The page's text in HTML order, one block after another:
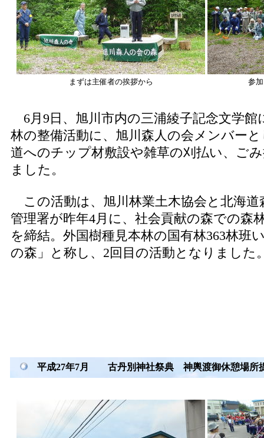
まずは主催者の挨拶から 参
6月9日、旭川市内の三浦綾子記念文学館
林の整備活動に、旭川森人の会メンバー
道へのチップ材敷設や雑草の刈払い、ご
ました。
この活動は、旭川林業土木協会と北海道
管理署が昨年4月に、社会貢献の森での森
を締結。外国樹種見本林の国有林363林班
の森」と称し、2回目の活動となりました
平成27年7月 古丹別神社祭典 神輿渡御休憩場所